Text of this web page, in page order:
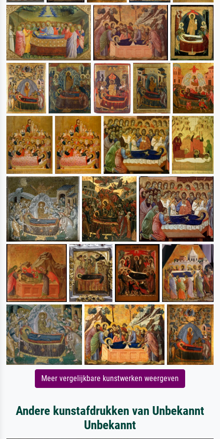
Meer vergelijkbare kunstwerken weergeven
Andere kunstafdrukken van Unbekannt
Unbekannt